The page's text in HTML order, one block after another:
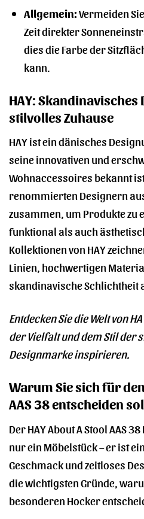
Allgemein:Vermeiden
Zeit direkter
dies die Farbe der
kann.
HAY: Skandinavisches
stilvolles Zuhause
HAY ist ein dänisches
seine innovativen und
Wohnaccessoires bekannt
renommierten Designern
zusammen, um Produkte zu
funktional als auch
Kollektionen von HAY
Linien, hochwertigen
skandinavische Schlichtheit
Entdecken Sie die Welt von
der Vielfalt und dem Stil der
Designmarke inspirieren.
Warum Sie sich für
AAS 38 entscheiden
Der HAY About A Stool AAS
nur ein Möbelstück – er ist
Geschmack und zeitloses
die wichtigsten Gründe,
besonderen Hocker